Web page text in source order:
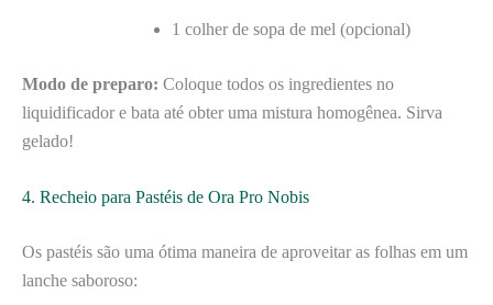
1 colher de sopa de mel (opcional)
Modo de preparo: Coloque todos os ingredientes no
liquidificador e bata até obter uma mistura homogênea. Sirva
gelado!
4. Recheio para Pastéis de Ora Pro Nobis
Os pastéis são uma ótima maneira de aproveitar as folhas em um
lanche saboroso: